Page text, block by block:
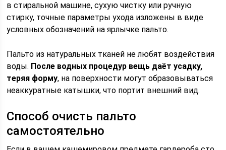
в стиральной машине, сухую чистку или ручную
стирку, точные параметры ухода изложены в виде
условных обозначений на ярлычке пальто.
Пальто из натуральных тканей не любят воздействия
воды. После водных процедур вещь даёт усадку,
теряя форму, на поверхности могут образовываться
неаккуратные катышки, что портит внешний вид.
Способ очисть пальто
самостоятельно